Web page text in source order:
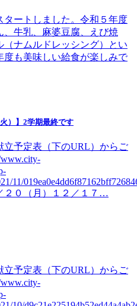
タートしました。令和５年度
、牛乳、麻婆豆腐、えび焼
ナムルドレッシング）とい
度も美味しい給食が楽しみで
）】2学期最終です
立予定表（下のURL）からご
11/
２０（月）１２／１７…
立予定表（下のURL）からご